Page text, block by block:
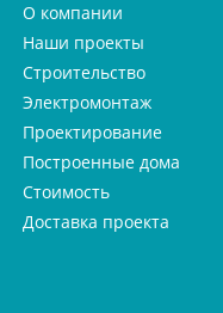
О компании
Наши проекты
Строительство
Электромонтаж
Проектирование
Построенные дома
Стоимость
Доставка проекта